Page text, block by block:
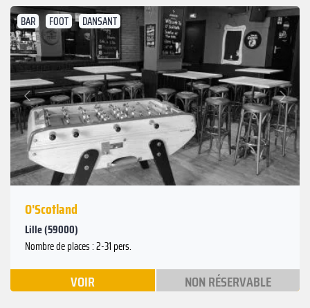
BAR FOOT DANSANT
Précédent
Suivant
O'Scotland
Lille (59000)
Nombre de places : 2-31 pers.
VOIR NON RÉSERVABLE